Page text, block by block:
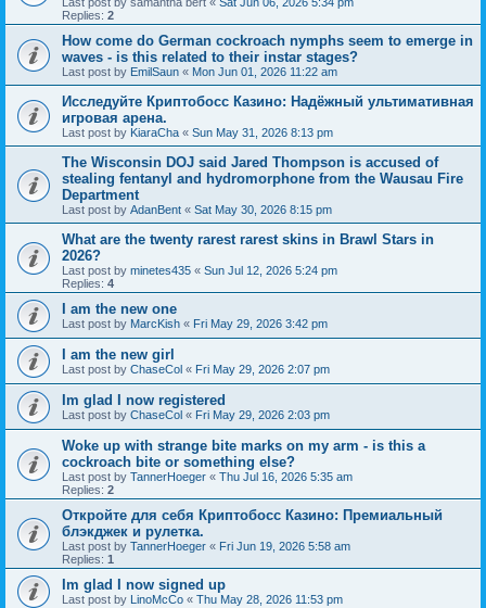
Replies: 2
How come do German cockroach nymphs seem to emerge in
waves - is this related to their instar stages?
Last post by EmilSaun « Mon Jun 01, 2026 11:22 am
Исследуйте Криптобосс Казино: Надёжный ультимативная
игровая арена.
Last post by KiaraCha « Sun May 31, 2026 8:13 pm
The Wisconsin DOJ said Jared Thompson is accused of
stealing fentanyl and hydromorphone from the Wausau Fire
Department
Last post by AdanBent « Sat May 30, 2026 8:15 pm
What are the twenty rarest rarest skins in Brawl Stars in
2026?
Last post by minetes435 « Sun Jul 12, 2026 5:24 pm
Replies: 4
I am the new one
Last post by MarcKish « Fri May 29, 2026 3:42 pm
I am the new girl
Last post by ChaseCol « Fri May 29, 2026 2:07 pm
Im glad I now registered
Last post by ChaseCol « Fri May 29, 2026 2:03 pm
Woke up with strange bite marks on my arm - is this a
cockroach bite or something else?
Last post by TannerHoeger « Thu Jul 16, 2026 5:35 am
Replies: 2
Откройте для себя Криптобосс Казино: Премиальный
блэкджек и рулетка.
Last post by TannerHoeger « Fri Jun 19, 2026 5:58 am
Replies: 1
Im glad I now signed up
Last post by LinoMcCo « Thu May 28, 2026 11:53 pm